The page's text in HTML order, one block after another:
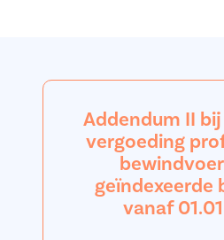
Addendum II
vergoeding
geïndexeerde
vanaf